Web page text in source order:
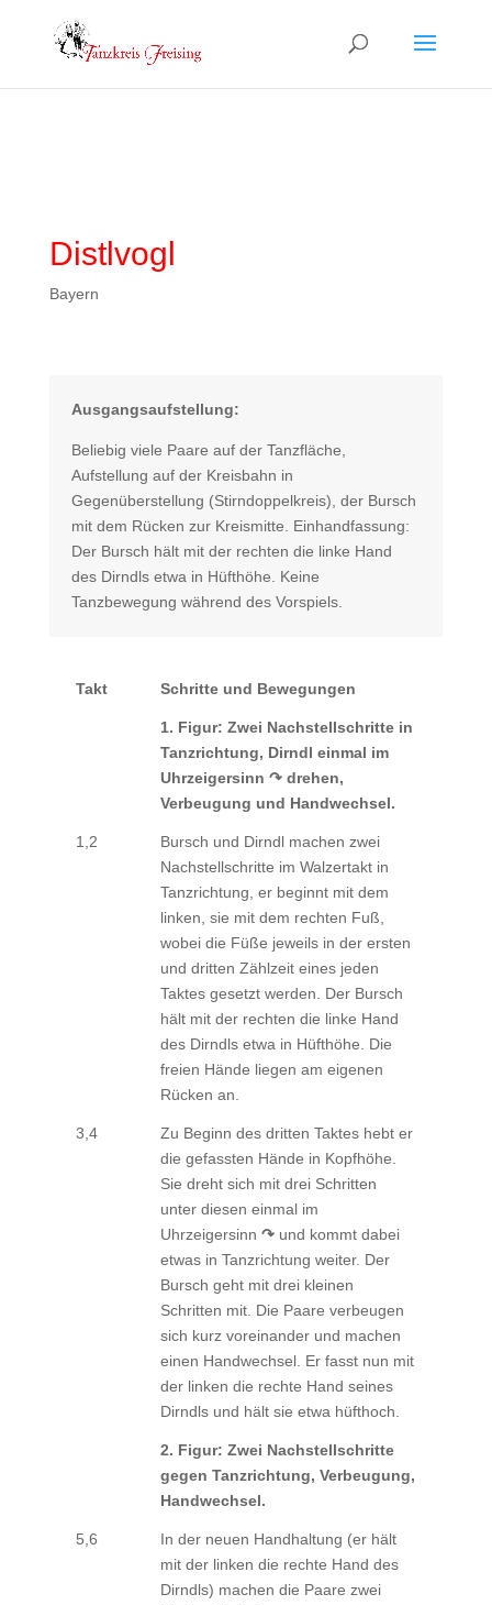
Distlvogl
Bayern
Ausgangsaufstellung:
Beliebig viele Paare auf der Tanzfläche,
Aufstellung auf der Kreisbahn in
Gegenüberstellung (Stirndoppelkreis), der Bursch
mit dem Rücken zur Kreismitte. Einhandfassung:
Der Bursch hält mit der rechten die linke Hand
des Dirndls etwa in Hüfthöhe. Keine
Tanzbewegung während des Vorspiels.
Takt Schritte und Bewegungen
1. Figur: Zwei Nachstellschritte in
Tanzrichtung, Dirndl einmal im
Uhrzeigersinn ↷ drehen,
Verbeugung und Handwechsel.
1,2
Bursch und Dirndl machen zwei
Nachstellschritte im Walzertakt in
Tanzrichtung, er beginnt mit dem
linken, sie mit dem rechten Fuß,
wobei die Füße jeweils in der ersten
und dritten Zählzeit eines jeden
Taktes gesetzt werden. Der Bursch
hält mit der rechten die linke Hand
des Dirndls etwa in Hüfthöhe. Die
freien Hände liegen am eigenen
Rücken an.
3,4
Zu Beginn des dritten Taktes hebt er
die gefassten Hände in Kopfhöhe.
Sie dreht sich mit drei Schritten
unter diesen einmal im
Uhrzeigersinn ↷und kommt dabei
etwas in Tanzrichtung weiter. Der
Bursch geht mit drei kleinen
Schritten mit. Die Paare verbeugen
sich kurz voreinander und machen
einen Handwechsel. Er fasst nun mit
der linken die rechte Hand seines
Dirndls und hält sie etwa hüfthoch.
2. Figur: Zwei Nachstellschritte
gegen Tanzrichtung, Verbeugung,
Handwechsel.
5,6
In der neuen Handhaltung (er hält
mit der linken die rechte Hand des
Dirndls) machen die Paare zwei